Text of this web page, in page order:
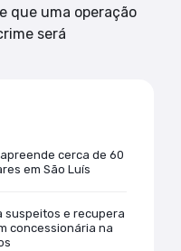
que uma operação
será
cerca de 60
em São Luís
suspeitos e recupera
concessionária na